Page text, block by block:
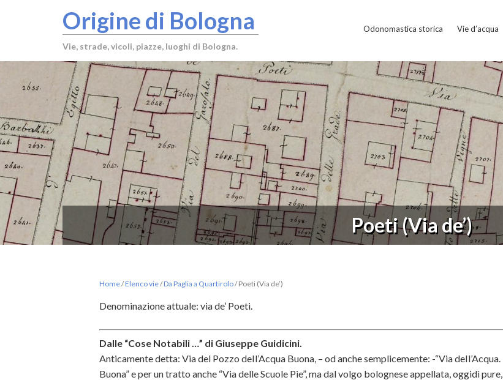
Origine di Bologna
Vie, strade, vicoli, piazze, luoghi di Bologna.
Odonomastica storica Vie d’acqua
Poeti (Via de’)
Home/Elenco vie/Da Paglia a Quartirolo/Poeti (Via de’)
Denominazione attuale: via de’ Poeti.
Dalle “Cose Notabili …” di Giuseppe Guidicini.
Anticamente detta: Via del Pozzo deIl’Acqua Buona, – od anche semplicemente: -“Via deIl’Acqua.
Buona” e per un tratto anche “Via delle Scuole Pie”, ma dal volgo bolognese appellata, oggidì pure,